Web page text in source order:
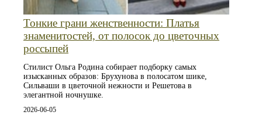
Тонкие грани женственности: Платья
знаменитостей, от полосок до цветочных
россыпей
Стилист Ольга Родина собирает подборку самых
изысканных образов: Брухунова в полосатом шике,
Сильваши в цветочной нежности и Решетова в
элегантной ночнушке.
2026-06-05